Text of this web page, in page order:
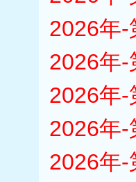
2026年-
2026年-
2026年-
2026年-
2026年-